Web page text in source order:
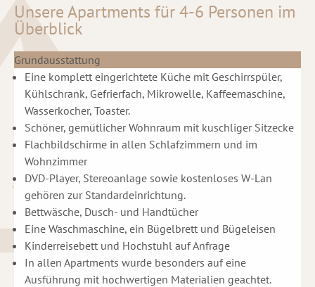
Unsere Apartments für 4-6 Personen im
Überblick
Grundausstattung
Eine komplett eingerichtete Küche mit Geschirrspüler,
Kühlschrank, Gefrierfach, Mikrowelle, Kaffeemaschine,
Wasserkocher, Toaster.
Schöner, gemütlicher Wohnraum mit kuschliger Sitzecke
Flachbildschirme in allen Schlafzimmern und im
Wohnzimmer
DVD-Player, Stereoanlage sowie kostenloses W-Lan
gehören zur Standardeinrichtung.
Bettwäsche, Dusch- und Handtücher
Eine Waschmaschine, ein Bügelbrett und Bügeleisen
Kinderreisebett und Hochstuhl auf Anfrage
In allen Apartments wurde besonders auf eine
Ausführung mit hochwertigen Materialien geachtet.